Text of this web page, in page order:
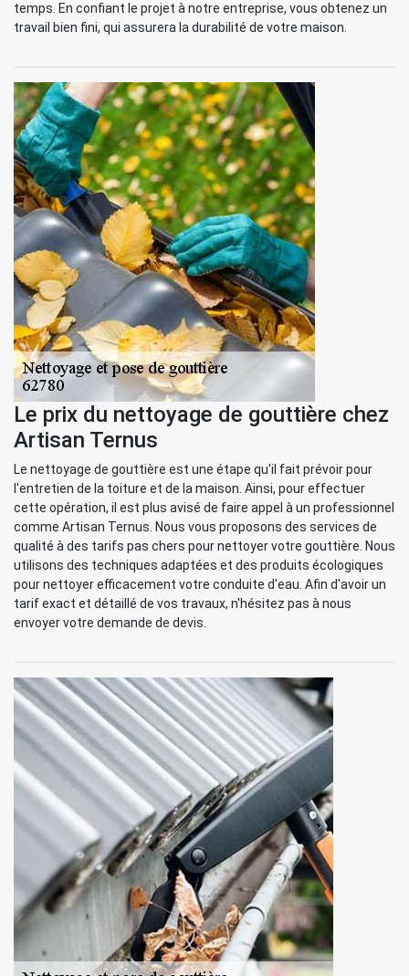
temps. En confiant le projet à notre entreprise, vous obtenez un
travail bien fini, qui assurera la durabilité de votre maison.
Le prix du nettoyage de gouttière chez
Artisan Ternus
Le nettoyage de gouttière est une étape qu'il fait prévoir pour
l'entretien de la toiture et de la maison. Ainsi, pour effectuer
cette opération, il est plus avisé de faire appel à un professionnel
comme Artisan Ternus. Nous vous proposons des services de
qualité à des tarifs pas chers pour nettoyer votre gouttière. Nous
utilisons des techniques adaptées et des produits écologiques
pour nettoyer efficacement votre conduite d'eau. Afin d'avoir un
tarif exact et détaillé de vos travaux, n'hésitez pas à nous
envoyer votre demande de devis.